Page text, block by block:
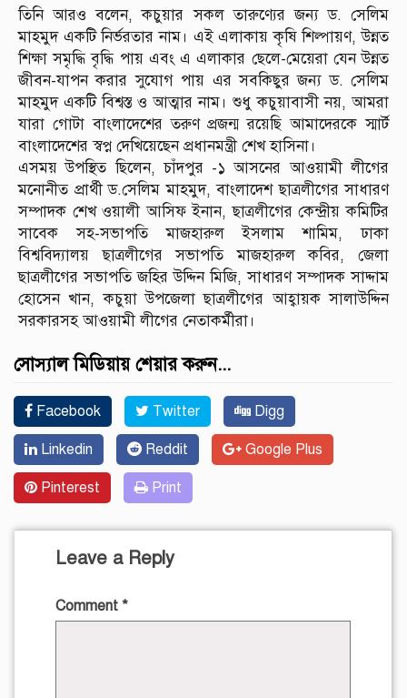
তিনি আরও বলেন, কচুয়ার সকল তারুণ্যের জন্য ড. সেলিম
মাহমুদ একটি নির্ভরতার নাম। এই এলাকায় কৃষি শিল্পায়ণ, উন্নত
শিক্ষা সমৃদ্ধি বৃদ্ধি পায় এবং এ এলাকার ছেলে-মেয়েরা যেন উন্নত
জীবন-যাপন করার সুযোগ পায় এর সবকিছুর জন্য ড. সেলিম
মাহমুদ একটি বিশ্বস্ত ও আত্মার নাম। শুধু কচুয়াবাসী নয়, আমরা
যারা গোটা বাংলাদেশের তরুণ প্রজন্ম রয়েছি আমাদেরকে স্মার্ট
বাংলাদেশের স্বপ্ন দেখিয়েছেন প্রধানমন্ত্রী শেখ হাসিনা।
এসময় উপস্থিত ছিলেন, চাঁদপুর -১ আসনের আওয়ামী লীগের
মনোনীত প্রার্থী ড.সেলিম মাহমুদ, বাংলাদেশ ছাত্রলীগের সাধারণ
সম্পাদক শেখ ওয়ালী আসিফ ইনান, ছাত্রলীগের কেন্দ্রীয় কমিটির
সাবেক সহ-সভাপতি মাজহারুল ইসলাম শামিম, ঢাকা
বিশ্ববিদ্যালয় ছাত্রলীগের সভাপতি মাজহারুল কবির, জেলা
ছাত্রলীগের সভাপতি জহির উদ্দিন মিজি, সাধারণ সম্পাদক সাদ্দাম
হোসেন খান, কচুয়া উপজেলা ছাত্রলীগের আহ্বায়ক সালাউদ্দিন
সরকারসহ আওয়ামী লীগের নেতাকর্মীরা।
সোস্যাল মিডিয়ায় শেয়ার করুন...
Facebook Twitter Digg
Linkedin Reddit Google Plus
Pinterest Print
Leave a Reply
Comment *